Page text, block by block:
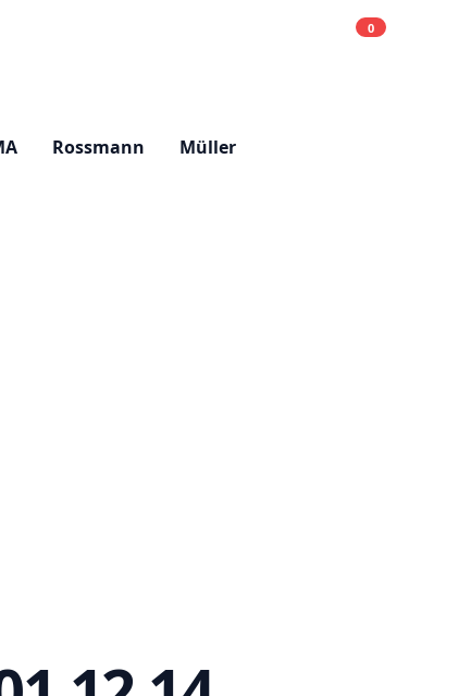
0
Rossmann Müller